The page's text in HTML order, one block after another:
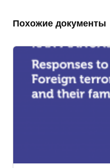
Похожие документы